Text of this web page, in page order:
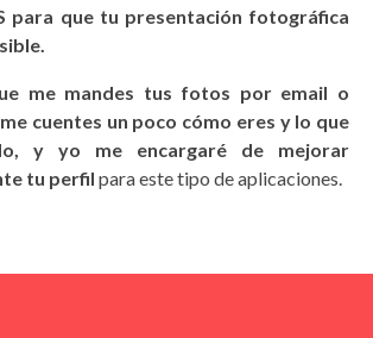
para que tu presentación fotográfica
me mandes tus fotos por email o
cuentes un poco cómo eres y lo que
y yo me encargaré de mejorar
tu perfil para este tipo de aplicaciones.